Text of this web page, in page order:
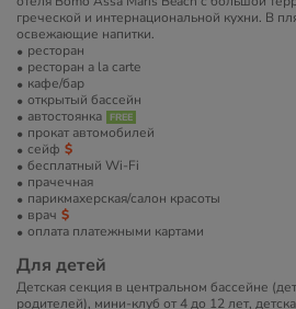
греческой и интернациональной кухни. В
освежающие напитки.
ресторан
ресторан a la carte
кафе/бар
открытый бассейн
автостоянка
прокат автомобилей
сейф
бесплатный Wi-Fi
прачечная
парикмахерская/салон красоты
врач
оплата платежными картами
Для детей
Детская секция в центральном бассейне
родителей), мини-клуб от 4 до 12 лет,